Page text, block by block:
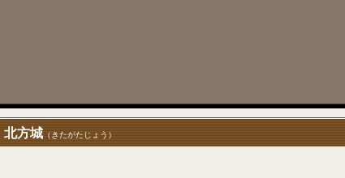
北方城 （きたがたじょう）